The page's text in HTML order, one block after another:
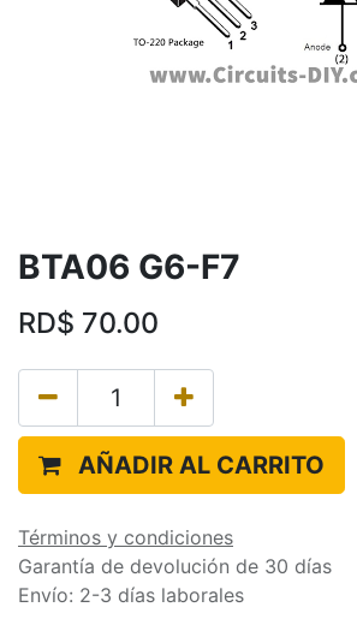
BTA06 G6-F7
RD$ 70.00
AÑADIR AL CARRITO
Términos y condiciones
Garantía de devolución de 30 días
Envío: 2-3 días laborales